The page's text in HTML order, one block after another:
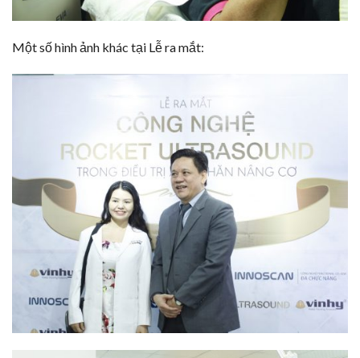
Một số hình ảnh khác tại Lễ ra mắt: